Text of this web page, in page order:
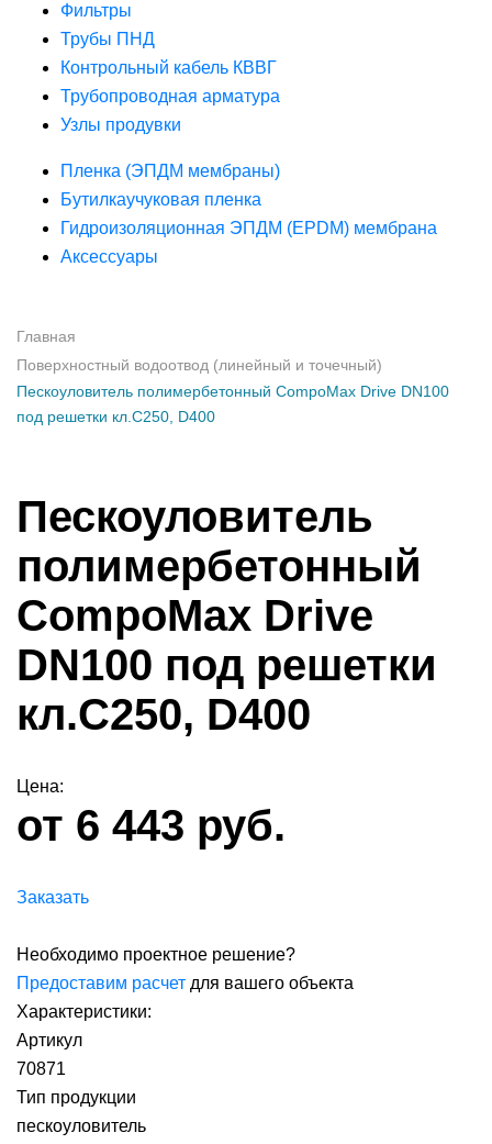
Фильтры
Трубы ПНД
Контрольный кабель КВВГ
Трубопроводная арматура
Узлы продувки
Пленка (ЭПДМ мембраны)
Бутилкаучуковая пленка
Гидроизоляционная ЭПДМ (EPDM) мембрана
Аксессуары
Главная
Поверхностный водоотвод (линейный и точечный)
Пескоуловитель полимербетонный CompoMax Drive DN100
под решетки кл.С250, D400
Пескоуловитель
полимербетонный
CompoMax Drive
DN100 под решетки
кл.С250, D400
Цена:
от 6 443 руб.
Заказать
Необходимо проектное решение?
Предоставим расчет для вашего объекта
Характеристики:
Артикул
70871
Тип продукции
пескоуловитель